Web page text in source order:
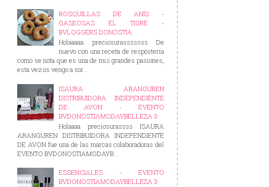
ROSQUILLAS DE ANÍS -
GASEOSAS EL TIGRE -
BVLOGGERS DONOSTIA
Holaaaaa preciosurasssssss De
nuevo con una receta de respostería
como se nota que es una de mis grandes pasiones,
esta vez os vengo a sor...
ISAURA ARANGUREN
DISTRIBUIDORA INDEPENDIENTE
DE AVON - EVENTO
BVDONOSTIAMODAYBELLEZA 3
Holaaaa preciosurassss ISAURA
ARANGUREN DISTRIBUIDORA INDEPENDIENTE
DE AVON fue una de las marcas colaboradoras del
EVENTO BVDONOSTIAMODAYB...
ESSENCIALES - EVENTO
BVDONOSTIAMODAYBELLEZA 3